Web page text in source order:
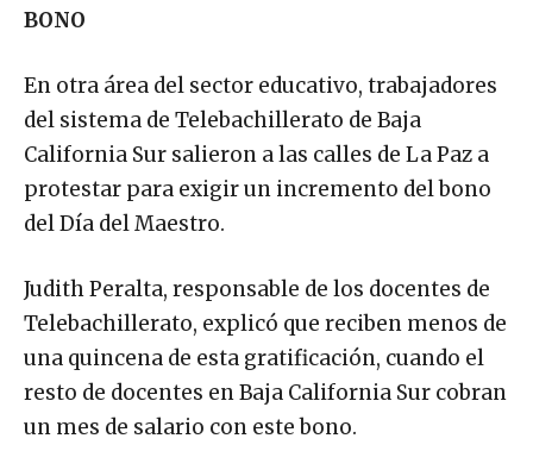
BONO
En otra área del sector educativo, trabajadores
del sistema de Telebachillerato de Baja
California Sur salieron a las calles de La Paz a
protestar para exigir un incremento del bono
del Día del Maestro.
Judith Peralta, responsable de los docentes de
Telebachillerato, explicó que reciben menos de
una quincena de esta gratificación, cuando el
resto de docentes en Baja California Sur cobran
un mes de salario con este bono.